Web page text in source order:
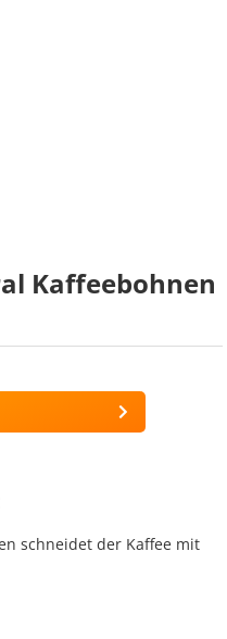
Kaffeebohnen
schneidet der Kaffee mit